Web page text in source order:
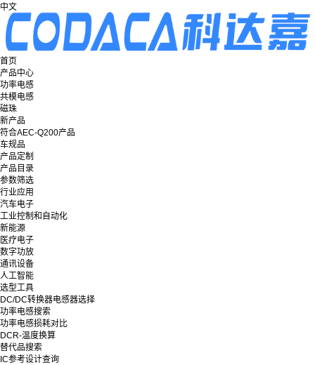
中文
首页
产品中心
功率电感
共模电感
磁珠
新产品
符合AEC-Q200产品
车规品
产品定制
产品目录
参数筛选
行业应用
汽车电子
工业控制和自动化
新能源
医疗电子
数字功放
通讯设备
人工智能
选型工具
DC/DC转换器电感器选择
功率电感搜索
功率电感损耗对比
DCR-温度换算
替代品搜索
IC参考设计查询